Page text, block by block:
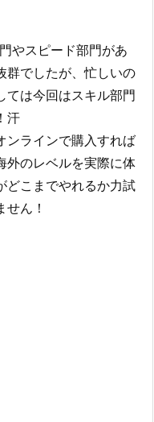
やスピード部門があ
群でしたが、忙しいの
ては今回はスキル部門
汗
ンラインで購入すれば
外のレベルを実際に体
どこまでやれるか力試
ん！